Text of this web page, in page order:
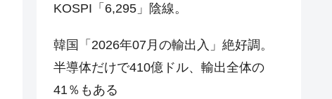
KOSPI「6,295」陰線。
韓国「2026年07月の輸出入」絶好調。
半導体だけで410億ドル、輸出全体の
41％もある